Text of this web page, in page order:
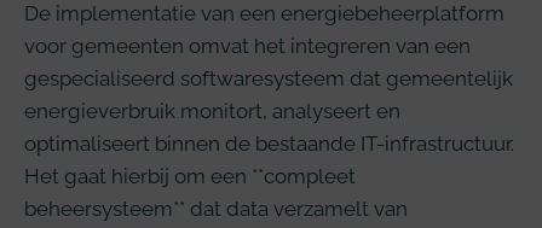
De implementatie van een energiebeheerplatform
voor gemeenten omvat het integreren van een
gespecialiseerd softwaresysteem dat gemeentelijk
energieverbruik monitort, analyseert en
optimaliseert binnen de bestaande IT-infrastructuur.
Het gaat hierbij om een **compleet
beheersysteem** dat data verzamelt van